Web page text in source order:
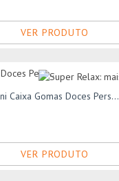
VER PRODUTO
Caixa Gomas Doces Pers...
VER PRODUTO